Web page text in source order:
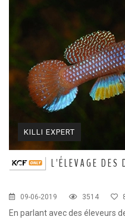
KILLI EXPERT
L'ÉLEVAGE DES
09-06-2019 3514
En parlant avec des éleveurs